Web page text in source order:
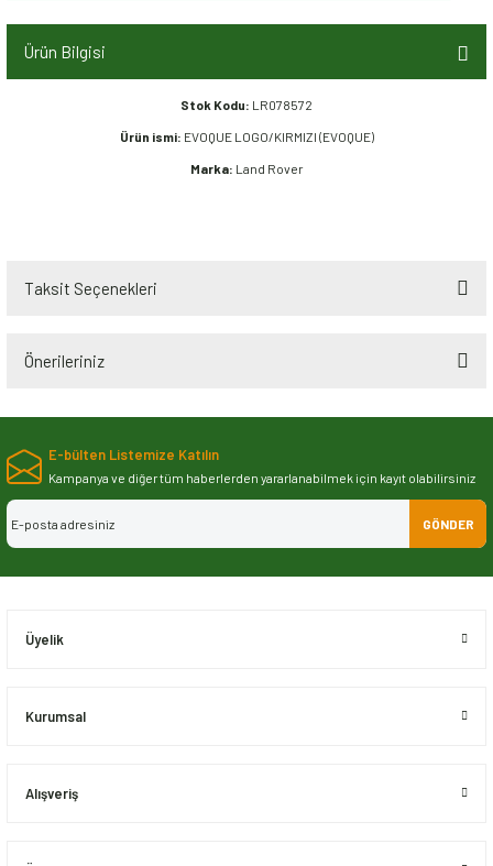
Ürün Bilgisi
Stok Kodu: LR078572
Ürün ismi: EVOQUE LOGO/KIRMIZI (EVOQUE)
Marka: Land Rover
Taksit Seçenekleri
Önerileriniz
Bu ürünün fiyat bilgisi, resim, ürün açıklamalarında ve diğer konularda
iletebilirsiniz.
Görüş ve önerileriniz için teşekkür ederiz.
Ürün resmi kalitesiz, bozuk veya görüntülenemiyor.
E-bülten Listemize Katılın
Kampanya ve diğer tüm haberlerden yararlanabilmek için kayıt olabilirsiniz
GÖNDER
Üyelik
Kurumsal
Alışveriş